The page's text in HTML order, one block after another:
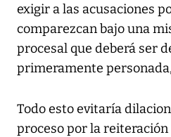
exigir a las acusaciones
comparezcan bajo una
procesal que deberá ser
primeramente
Todo esto evitaría
proceso por la